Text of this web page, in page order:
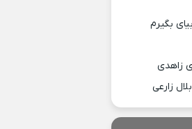
بگیرم
زاهدی
زارعی